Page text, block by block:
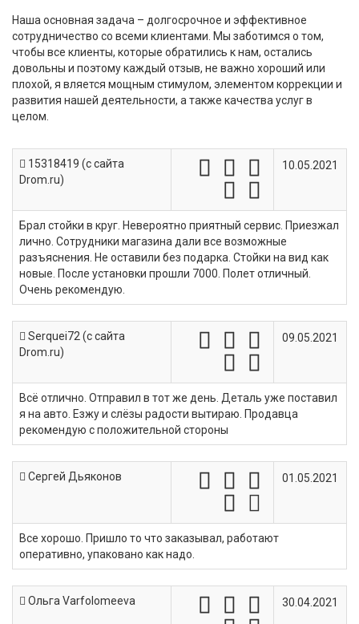
Наша основная задача – долгосрочное и эффективное
сотрудничество со всеми клиентами. Мы заботимся о том,
чтобы все клиенты, которые обратились к нам, остались
довольны и поэтому каждый отзыв, не важно хороший или
плохой, я вляется мощным стимулом, элементом коррекции и
развития нашей деятельности, а также качества услуг в
целом.
15318419 (c сайта
Drom.ru)
10.05.2021
Брал стойки в круг. Невероятно приятный сервис. Приезжал
лично. Сотрудники магазина дали все возможные
разъяснения. Не оставили без подарка. Стойки на вид как
новые. После установки прошли 7000. Полет отличный.
Очень рекомендую.
Serquei72 (c сайта
Drom.ru)
09.05.2021
Всё отлично. Отправил в тот же день. Деталь уже поставил
я на авто. Езжу и слёзы радости вытираю. Продавца
рекомендую с положительной стороны
Сергей Дьяконов 01.05.2021
Все хорошо. Пришло то что заказывал, работают
оперативно, упаковано как надо.
Ольга Varfolomeeva 30.04.2021